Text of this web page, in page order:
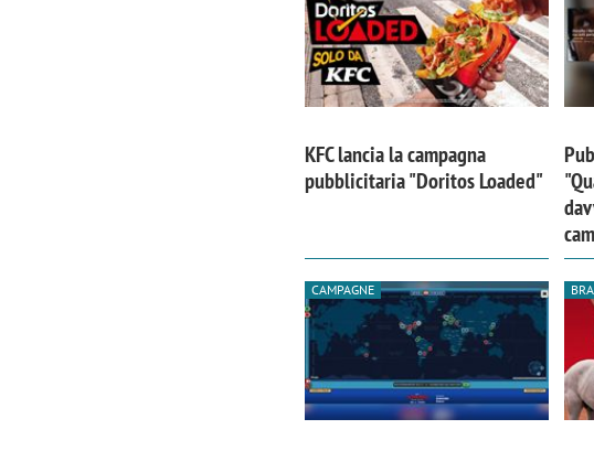
KFC lancia la campagna
pubblicitaria "Doritos Loaded"
CAMPAGNE
comunicazione crea un brand food:
Emanuele Viora di
«La creatività resta
amplificare il talento»